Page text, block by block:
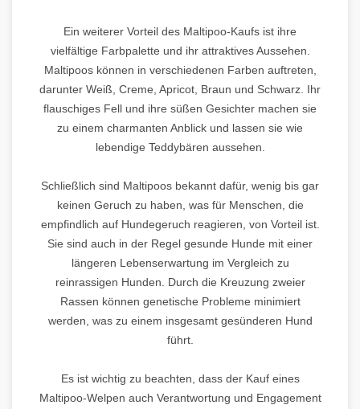
Ein weiterer Vorteil des Maltipoo-Kaufs ist ihre
vielfältige Farbpalette und ihr attraktives Aussehen.
Maltipoos können in verschiedenen Farben auftreten,
darunter Weiß, Creme, Apricot, Braun und Schwarz. Ihr
flauschiges Fell und ihre süßen Gesichter machen sie
zu einem charmanten Anblick und lassen sie wie
lebendige Teddybären aussehen.
Schließlich sind Maltipoos bekannt dafür, wenig bis gar
keinen Geruch zu haben, was für Menschen, die
empfindlich auf Hundegeruch reagieren, von Vorteil ist.
Sie sind auch in der Regel gesunde Hunde mit einer
längeren Lebenserwartung im Vergleich zu
reinrassigen Hunden. Durch die Kreuzung zweier
Rassen können genetische Probleme minimiert
werden, was zu einem insgesamt gesünderen Hund
führt.
Es ist wichtig zu beachten, dass der Kauf eines
Maltipoo-Welpen auch Verantwortung und Engagement